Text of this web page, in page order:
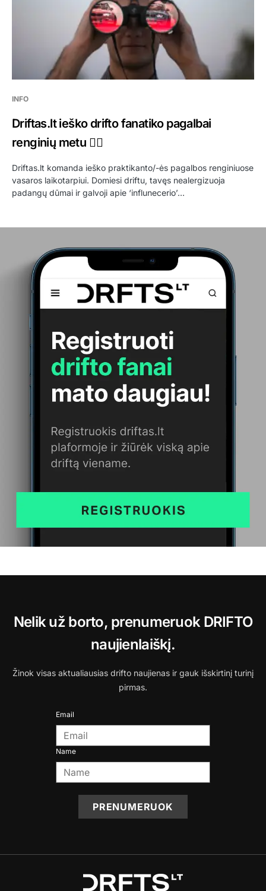
INFO
Driftas.lt ieško drifto fanatiko pagalbai
renginių metu 😶‍🌫️
Driftas.lt komanda ieško praktikanto/-ės pagalbos renginiuose
vasaros laikotarpiui. Domiesi driftu, tavęs nealergizuoja
padangų dūmai ir galvoji apie ‘influnecerio’…
Nelik už borto, prenumeruok DRIFTO
naujienlaiškį.
Žinok visas aktualiausias drifto naujienas ir gauk išskirtinį turinį
pirmas.
Email
Name
PRENUMERUOK